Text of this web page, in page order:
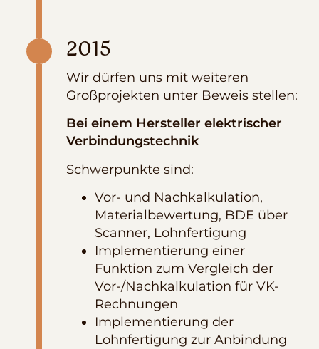
2015
Wir dürfen uns mit weiteren
Großprojekten unter Beweis stellen:
Bei einem Hersteller elektrischer
Verbindungstechnik
Schwerpunkte sind:
Vor- und Nachkalkulation,
Materialbewertung, BDE über
Scanner, Lohnfertigung
Implementierung einer
Funktion zum Vergleich der
Vor-/Nachkalkulation für VK-
Rechnungen
Implementierung der
Lohnfertigung zur Anbindung